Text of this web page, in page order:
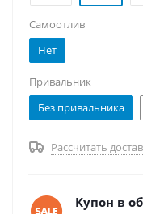
Самоотлив
Нет
Привальник
Без привальника
Рассчитать
Купон в